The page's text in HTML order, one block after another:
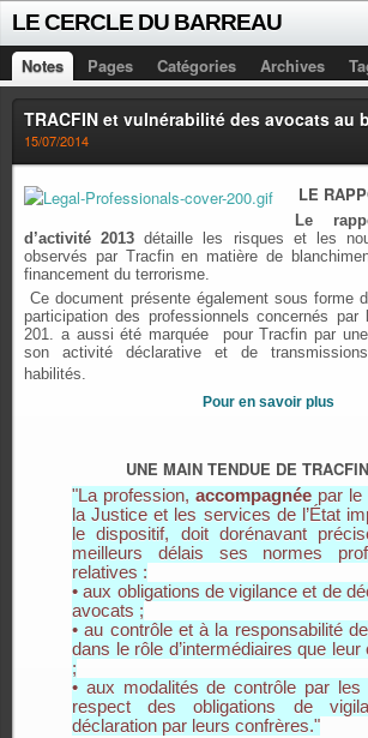
LE CERCLE DU BARREAU
Notes Pages Catégories Archives
TRACFIN et vulnérabilité des avocats au
15/07/2014
LE
Le
d’activité 2013détaille les risques et les
observés par Tracfin en matière de
financement du terrorisme.
Ce document présente également sous forme
participation des professionnels concernés par
201. a aussi été marquée pour Tracfin par
son activité déclarative et de
habilités.
Pour en savoir plus
UNE MAIN TENDUE DE
"La profession, accompagnée par le
la Justice et les services de l’État
le dispositif, doit dorénavant
meilleurs délais ses normes
relatives :
• aux obligations de vigilance et de
avocats ;
• au contrôle et à la responsabilité
dans le rôle d’intermédiaires que leur
;
• aux modalités de contrôle par les
respect des obligations de
déclaration par leurs confrères."